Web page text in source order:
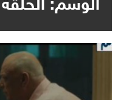
الوسم: الحلقة